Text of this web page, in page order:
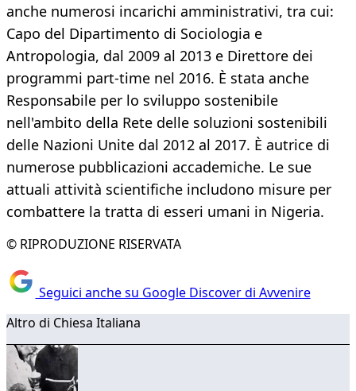
anche numerosi incarichi amministrativi, tra cui:
Capo del Dipartimento di Sociologia e
Antropologia, dal 2009 al 2013 e Direttore dei
programmi part-time nel 2016. È stata anche
Responsabile per lo sviluppo sostenibile
nell'ambito della Rete delle soluzioni sostenibili
delle Nazioni Unite dal 2012 al 2017. È autrice di
numerose pubblicazioni accademiche. Le sue
attuali attività scientifiche includono misure per
combattere la tratta di esseri umani in Nigeria.
© RIPRODUZIONE RISERVATA
Seguici anche su Google Discover di Avvenire
Altro di Chiesa Italiana